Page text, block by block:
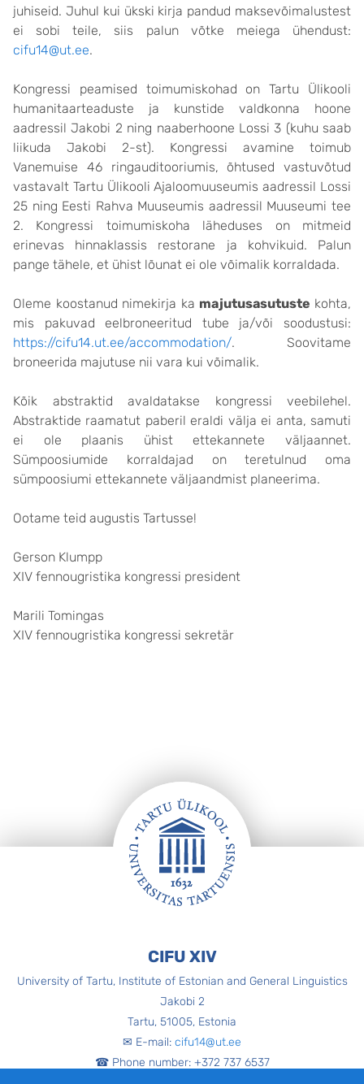
juhiseid. Juhul kui ükski kirja pandud maksevõimalustest
ei sobi teile, siis palun võtke meiega ühendust:
cifu14@ut.ee.
Kongressi peamised toimumiskohad on Tartu Ülikooli
humanitaarteaduste ja kunstide valdkonna hoone
aadressil Jakobi 2 ning naaberhoone Lossi 3 (kuhu saab
liikuda Jakobi 2-st). Kongressi avamine toimub
Vanemuise 46 ringauditooriumis, õhtused vastuvõtud
vastavalt Tartu Ülikooli Ajaloomuuseumis aadressil Lossi
25 ning Eesti Rahva Muuseumis aadressil Muuseumi tee
2. Kongressi toimumiskoha läheduses on mitmeid
erinevas hinnaklassis restorane ja kohvikuid. Palun
pange tähele, et ühist lõunat ei ole võimalik korraldada.
Oleme koostanud nimekirja ka majutusasutuste kohta,
mis pakuvad eelbroneeritud tube ja/või soodustusi:
https://cifu14.ut.ee/accommodation/. Soovitame
broneerida majutuse nii vara kui võimalik.
Kõik abstraktid avaldatakse kongressi veebilehel.
Abstraktide raamatut paberil eraldi välja ei anta, samuti
ei ole plaanis ühist ettekannete väljaannet.
Sümpoosiumide korraldajad on teretulnud oma
sümpoosiumi ettekannete väljaandmist planeerima.
Ootame teid augustis Tartusse!
Gerson Klumpp
XIV fennougristika kongressi president
Marili Tomingas
XIV fennougristika kongressi sekretär
CIFU XIV
University of Tartu, Institute of Estonian and General Linguistics
Jakobi 2
Tartu, 51005, Estonia
✉ E-mail: cifu14@ut.ee
☎ Phone number: +372 737 6537